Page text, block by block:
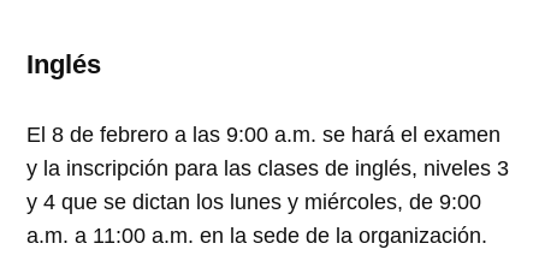
Inglés
El 8 de febrero a las 9:00 a.m. se hará el examen
y la inscripción para las clases de inglés, niveles 3
y 4 que se dictan los lunes y miércoles, de 9:00
a.m. a 11:00 a.m. en la sede de la organización.